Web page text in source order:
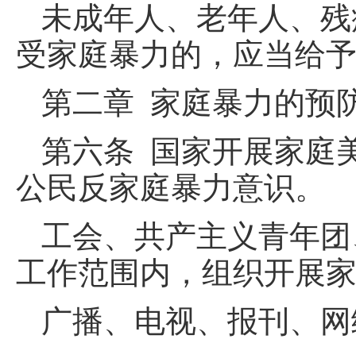
未成年人、老年人、
受家庭暴力的，应当给
第二章 家庭暴力的预
第六条 国家开展家庭
公民反家庭暴力意识。
工会、共产主义青年
工作范围内，组织开展
广播、电视、报刊、